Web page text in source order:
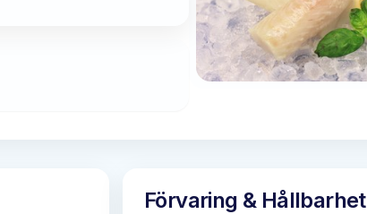
Förvaring & Hållbarhet